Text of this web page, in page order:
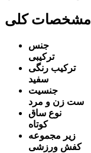
مشخصات کلی
جنس
ترکیبی
ترکیب رنگی
سفید
جنسیت
ست زن و مرد
نوع ساق
کوتاه
زیر مجموعه
کفش ورزشی